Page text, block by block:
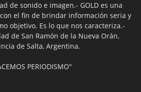
de sonido e imagen.- GOLD es una
el fin de brindar información seria y
objetivo. Es lo que nos caracteriza.-
de San Ramón de la Nueva Orán,
de Salta, Argentina.
PERIODISMO"